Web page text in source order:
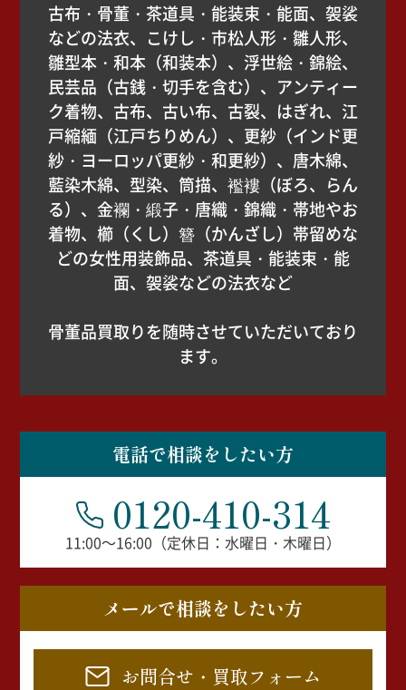
古布・骨董・茶道具・能装束・能面、袈裟
などの法衣、こけし・市松人形・雛人形、
雛型本・和本（和装本）、浮世絵・錦絵、
民芸品（古銭・切手を含む）、アンティー
ク着物、古布、古い布、古裂、はぎれ、江
戸縮緬（江戸ちりめん）、更紗（インド更
紗・ヨーロッパ更紗・和更紗）、唐木綿、
藍染木綿、型染、筒描、襤褸（ぼろ、らん
る）、金襴・緞子・唐織・錦織・帯地やお
着物、櫛（くし）簪（かんざし）帯留めな
どの女性用装飾品、茶道具・能装束・能
面、袈裟などの法衣など
骨董品買取りを随時させていただいており
ます。
電話で相談をしたい方
0120-410-314
11:00～16:00（定休日：水曜日・木曜日）
メールで相談をしたい方
お問合せ・買取フォーム